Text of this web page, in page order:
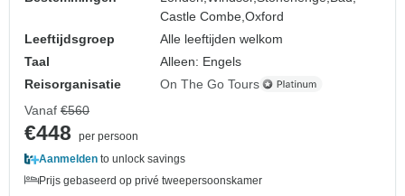
Castle Combe,Oxford
Leeftijdsgroep
Alle leeftijden welkom
Taal
Alleen: Engels
Reisorganisatie
On The Go Tours
Vanaf €560
€448
per persoon
Aanmelden to unlock savings
Prijs gebaseerd op privé tweepersoonskamer